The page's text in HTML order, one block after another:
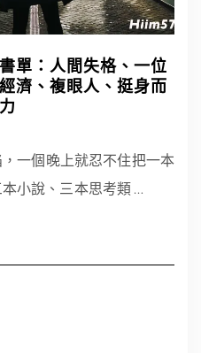
單：人間失格、一位
濟、複眼人、挺身而
一個晚上就忍不住把一本
小說、三本思考類